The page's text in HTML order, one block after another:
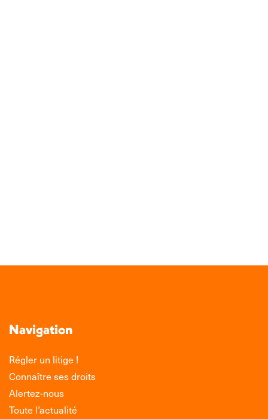
Navigation
Régler un litige !
Connaître ses droits
Alertez-nous
Toute l’actualité